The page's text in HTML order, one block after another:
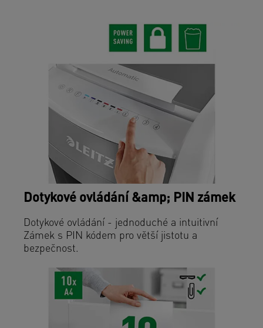
Dotykové ovládání &amp; PIN zámek
Dotykové ovládání - jednoduché a intuitivní
Zámek s PIN kódem pro větší jistotu a
bezpečnost.